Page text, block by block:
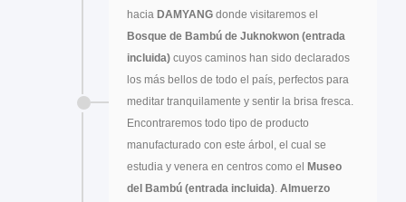
hacia DAMYANG donde visitaremos el
Bosque de Bambú de Juknokwon (entrada
incluida) cuyos caminos han sido declarados
los más bellos de todo el país, perfectos para
meditar tranquilamente y sentir la brisa fresca.
Encontraremos todo tipo de producto
manufacturado con este árbol, el cual se
estudia y venera en centros como el Museo
del Bambú (entrada incluida) Almuerzo